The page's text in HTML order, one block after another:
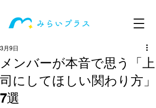
メンバーが本音で思う「上
司にしてほしい関わり方」
7選
3月9日